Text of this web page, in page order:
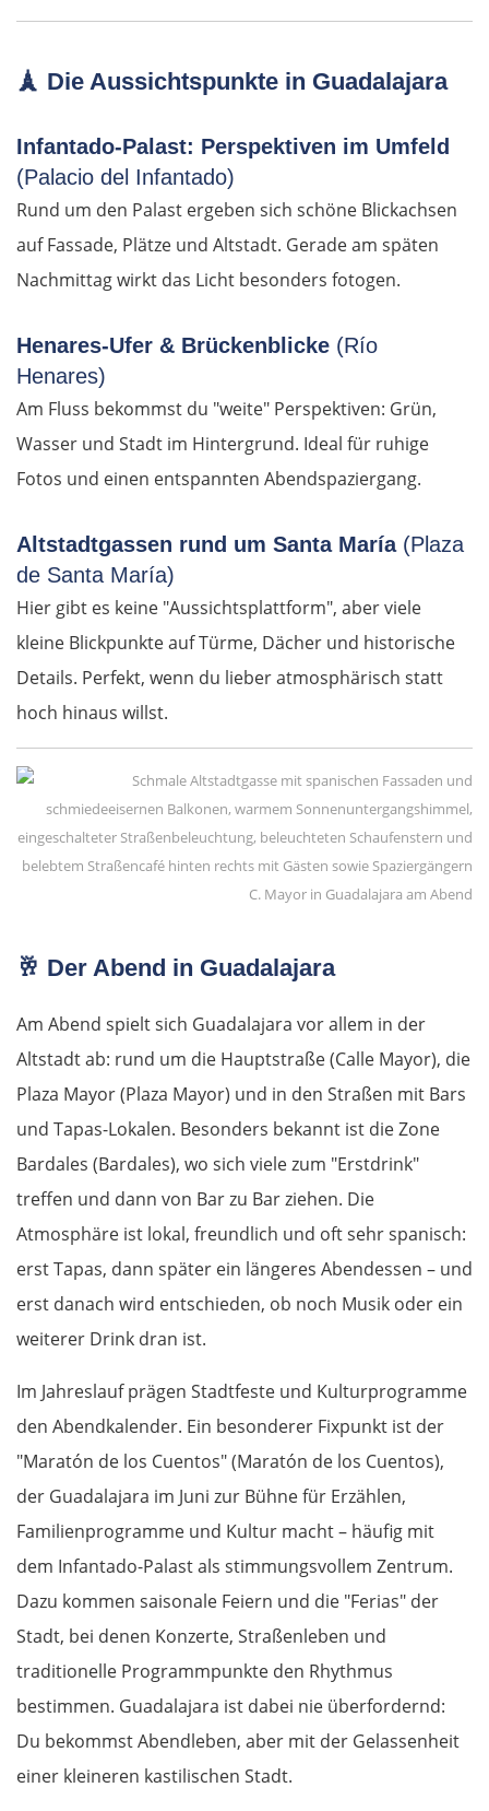
🗼 Die Aussichtspunkte in Guadalajara
Infantado-Palast: Perspektiven im Umfeld
(Palacio del Infantado)
Rund um den Palast ergeben sich schöne Blickachsen
auf Fassade, Plätze und Altstadt. Gerade am späten
Nachmittag wirkt das Licht besonders fotogen.
Henares-Ufer & Brückenblicke (Río
Henares)
Am Fluss bekommst du "weite" Perspektiven: Grün,
Wasser und Stadt im Hintergrund. Ideal für ruhige
Fotos und einen entspannten Abendspaziergang.
Altstadtgassen rund um Santa María(Plaza
de Santa María)
Hier gibt es keine "Aussichtsplattform", aber viele
kleine Blickpunkte auf Türme, Dächer und historische
Details. Perfekt, wenn du lieber atmosphärisch statt
hoch hinaus willst.
C. Mayor in Guadalajara am Abend
🥂 Der Abend in Guadalajara
Am Abend spielt sich Guadalajara vor allem in der
Altstadt ab: rund um die Hauptstraße (Calle Mayor), die
Plaza Mayor (Plaza Mayor) und in den Straßen mit Bars
und Tapas-Lokalen. Besonders bekannt ist die Zone
Bardales (Bardales), wo sich viele zum "Erstdrink"
treffen und dann von Bar zu Bar ziehen. Die
Atmosphäre ist lokal, freundlich und oft sehr spanisch:
erst Tapas, dann später ein längeres Abendessen – und
erst danach wird entschieden, ob noch Musik oder ein
weiterer Drink dran ist.
Im Jahreslauf prägen Stadtfeste und Kulturprogramme
den Abendkalender. Ein besonderer Fixpunkt ist der
"Maratón de los Cuentos" (Maratón de los Cuentos),
der Guadalajara im Juni zur Bühne für Erzählen,
Familienprogramme und Kultur macht – häufig mit
dem Infantado-Palast als stimmungsvollem Zentrum.
Dazu kommen saisonale Feiern und die "Ferias" der
Stadt, bei denen Konzerte, Straßenleben und
traditionelle Programmpunkte den Rhythmus
bestimmen. Guadalajara ist dabei nie überfordernd:
Du bekommst Abendleben, aber mit der Gelassenheit
einer kleineren kastilischen Stadt.
Pesaro
Ancona
Pescara
Termoli
Vieste
Salerno
Neapel
Gaeta
Rom
Foligno
Perugia
Arezzo
Cinque Terre
Genua
Albenga
Frankreich Süd
Nizza
Saint-Tropez
Marseille
Avignon
Nîmes